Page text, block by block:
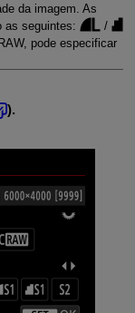
da imagem. As
as seguintes:
/
pode especificar
).